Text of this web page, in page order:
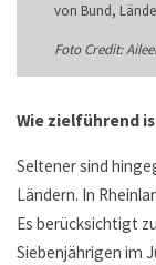
von Bund,
Foto Credit:
Wie zielführend
Seltener sind
Ländern. In
Es berücksichtigt
Siebenjährigen im